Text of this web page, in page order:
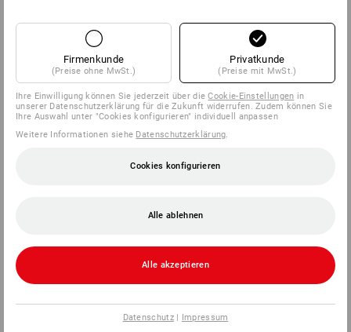
Firmenkunde
(Preise ohne MwSt.)
Privatkunde
(Preise mit MwSt.)
Ihre Einwilligung können Sie jederzeit über dieCookie-Einstellungen in
unserer Datenschutzerklärung für die Zukunft widerrufen. Zudem können Sie
Ihre Auswahl unter "Cookies konfigurieren" individuell anpassen
Weitere Informationen siehe Datenschutzerklärung
Cookies konfigurieren
Alle ablehnen
Alle akzeptieren
Datenschutz| Impressum